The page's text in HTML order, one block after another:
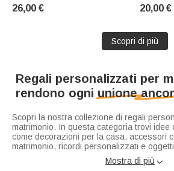
nascita, con nome e cinturino
da polso: regalo di
26,00 €
del
per una
20,00 €
Scopri di più
Regali personalizzati per
rendono ogni unione
Scopri la nostra collezione di regali
matrimonio. In questa categoria trovi idee
come decorazioni per la casa, accessori
matrimonio, ricordi personalizzati e
conservare nel tempo. Alcune proposte
regali personalizzati per la sposao per lo
Mostra di più 